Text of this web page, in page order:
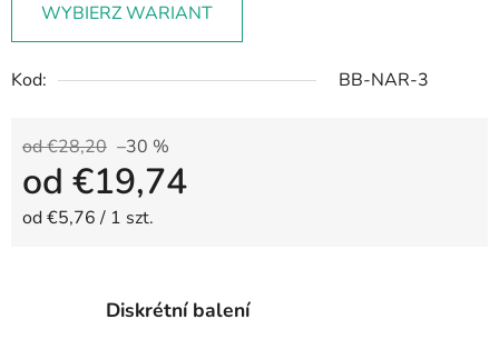
WYBIERZ WARIANT
Kod: BB-NAR-3
od €28,20 –30 %
od €19,74
Cena jednostkowa:
od €5,76 / 1 szt.
Diskrétní balení